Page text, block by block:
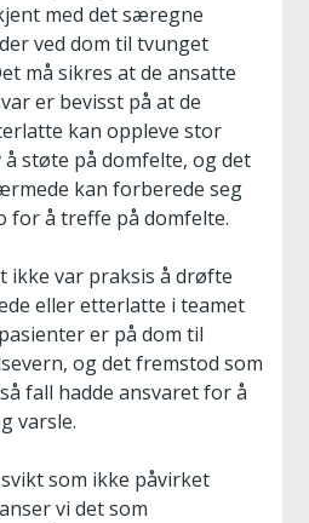
med det særegne
ved dom til tvunget
må sikres at de ansatte
er bevisst på at de
kan oppleve stor
støte på domfelte, og det
kan forberede seg
for å treffe på domfelte.
ikke var praksis å drøfte
eller etterlatte i teamet
er på dom til
og det fremstod som
fall hadde ansvaret for å
varsle.
som ikke påvirket
vi det som